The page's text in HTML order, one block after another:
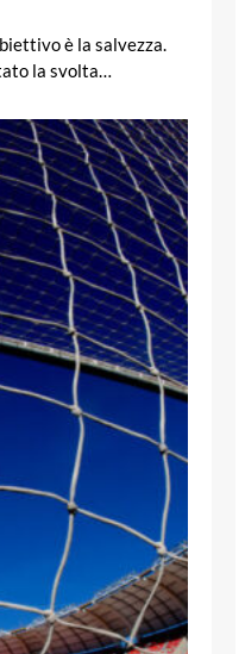
è la salvezza.
la svolta…